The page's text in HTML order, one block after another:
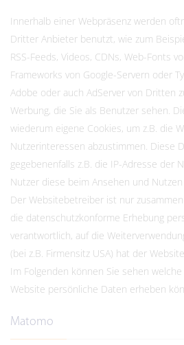
Innerhalb einer Webpräsenz werden
Dritter Anbieter benutzt, wie zum
RSS-Feeds, Videos, CDNs, Web-Fonts
Frameworks von Google-Servern oder
Adobe oder auch AdServer von Dritten
Werbung, die Sie als Benutzer sehen.
wiederum eigene Cookies, um z.B. die
Nutzerinteressen abzustimmen. Diese
gegebenenfalls z.B. die IP-Adresse der
Nutzer diese beim Ansehen und
Der Websitebetreiber ist nur
die datenschutzkonforme Erhebung
verantwortlich, auf die
(bei z.B. Firmensitz USA) hat der
Im Folgenden können Sie sehen
Website persönliche Daten erheben
Matomo